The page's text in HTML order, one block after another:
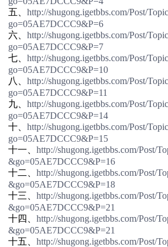
五、http://shugong.igetbbs.com/Post/
go=05AE7DCCC9&P=6
六、http://shugong.igetbbs.com/Post/
go=05AE7DCCC9&P=7
七、http://shugong.igetbbs.com/Post/
go=05AE7DCCC9&P=10
八、http://shugong.igetbbs.com/Post/
go=05AE7DCCC9&P=11
九、http://shugong.igetbbs.com/Post/
go=05AE7DCCC9&P=14
十、http://shugong.igetbbs.com/Post/
go=05AE7DCCC9&P=15
十一、http://shugong.igetbbs.com/Post/
&go=05AE7DCCC9&P=16
十二、http://shugong.igetbbs.com/Post/
&go=05AE7DCCC9&P=18
十三、http://shugong.igetbbs.com/Post/
&go=05AE7DCCC9&P=21
十四、http://shugong.igetbbs.com/Post/
&go=05AE7DCCC9&P=21
十五、http://shugong.igetbbs.com/Post/